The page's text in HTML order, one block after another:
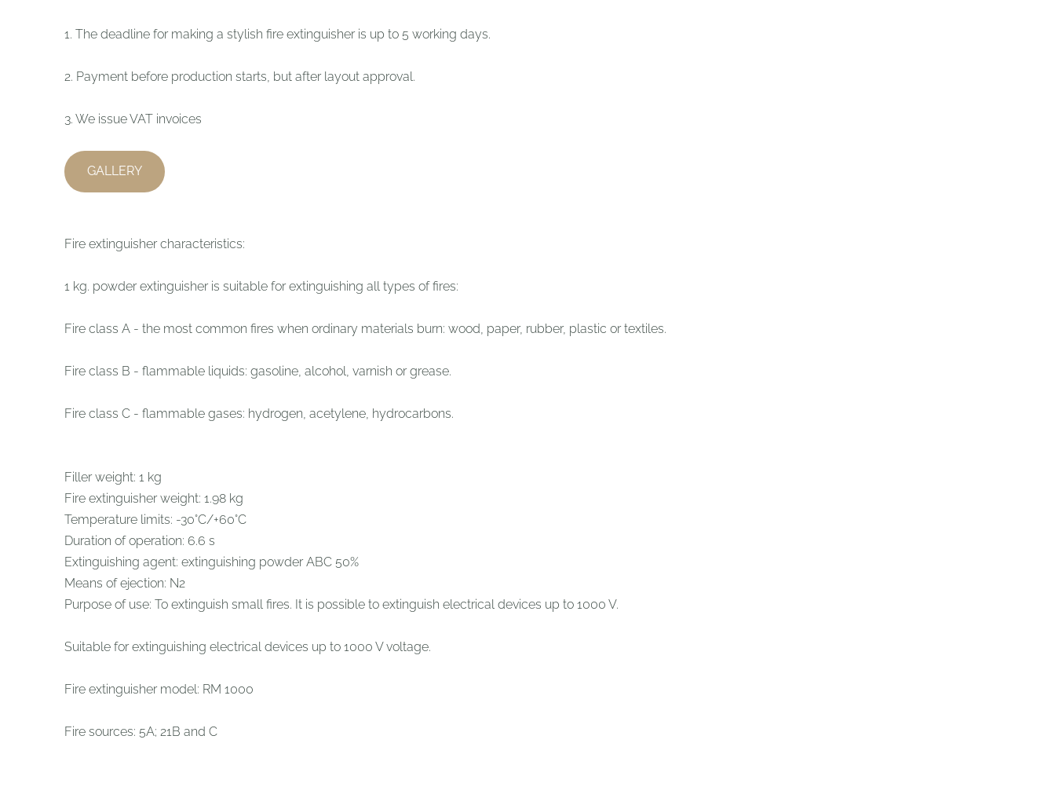
1. The deadline for making a stylish fire extinguisher is up to 5 working days.
2. Payment before production starts, but after layout approval.
3. We issue VAT invoices
GALLERY
Fire extinguisher characteristics:
1 kg. powder extinguisher is suitable for extinguishing all types of fires:
Fire class A - the most common fires when ordinary materials burn: wood, paper, rubber, plastic or textiles.
Fire class B - flammable liquids: gasoline, alcohol, varnish or grease.
Fire class C - flammable gases: hydrogen, acetylene, hydrocarbons.
Filler weight: 1 kg
Fire extinguisher weight: 1.98 kg
Temperature limits: -30°C/+60°C
Duration of operation: 6.6 s
Extinguishing agent: extinguishing powder ABC 50%
Means of ejection: N2
Purpose of use: To extinguish small fires. It is possible to extinguish electrical devices up to 1000 V.
Suitable for extinguishing electrical devices up to 1000 V voltage.
Fire extinguisher model: RM 1000
Fire sources: 5A; 21B and C